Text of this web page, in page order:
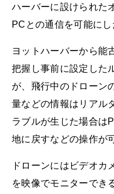
ハーバーに設けられた
PCとの通信を可能にし
ヨットハーバーから能
把握し事前に設定した
が、飛行中のドローン
量などの情報はリアル
ラブルが生じた場合は
地に戻すなどの操作が
ドローンにはビデオカ
を映像でモニターでき